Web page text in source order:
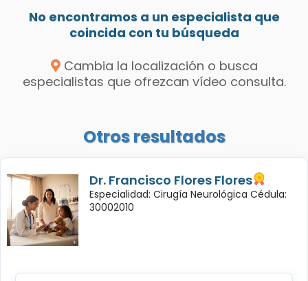
No encontramos a un especialista que
coincida con tu búsqueda
Cambia la localización o busca
especialistas que ofrezcan vídeo consulta.
Otros resultados
Dr. Francisco Flores Flores
Especialidad: Cirugía Neurológica Cédula:
30002010